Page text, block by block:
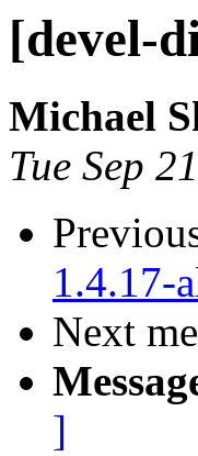
[devel-
Michael
Tue Sep
1.4.17-
Next
]